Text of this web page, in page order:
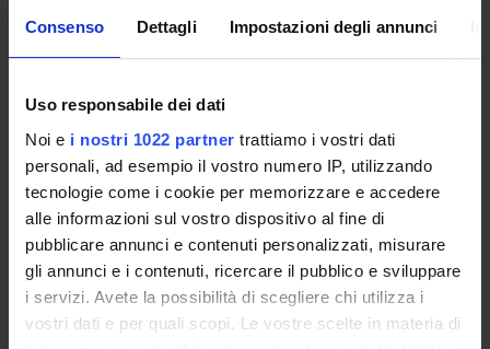
Consenso Dettagli Impostazioni degli annunci
Uso responsabile dei dati
Noi e i nostri 1022 partner trattiamo i vostri dati
personali, ad esempio il vostro numero IP, utilizzando
tecnologie come i cookie per memorizzare e accedere
alle informazioni sul vostro dispositivo al fine di
pubblicare annunci e contenuti personalizzati, misurare
gli annunci e i contenuti, ricercare il pubblico e sviluppare
i servizi. Avete la possibilità di scegliere chi utilizza i
vostri dati e per quali scopi. Le vostre scelte in materia di
DOTTORATI, MASTER E FORMAZIONE SUPERIORE
Contatti
Persone
Luoghi
Calendario